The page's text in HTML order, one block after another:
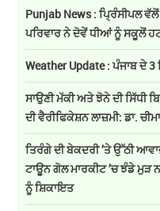
Punjab News : ਪ੍ਰਿੰਸੀਪਲ
ਪਰਿਵਾਰ ਨੇ ਦੋਵੇਂ ਧੀਆਂ ਨੂੰ ਸਕੂਲੋਂ
Weather Update : ਪੰਜਾਬ ਦੇ 3
ਸਾਉਣੀ ਮੱਕੀ ਅਤੇ ਝੋਨੇ ਦੀ ਸਿੱਧੀ
ਦੀ ਵੈਰੀਫਿਕੇਸ਼ਨ ਲਾਜ਼ਮੀ: ਡਾ.
ਤਿਰੰਗੇ ਦੀ ਬੇਕਦਰੀ ’ਤੇ ਉੱਠੀ
ਟਾਊਨ ਗੋਲ ਮਾਰਕੀਟ ’ਚ ਝੰਡੇ ਮੁੜ
ਨੂੰ ਸ਼ਿਕਾਇਤ